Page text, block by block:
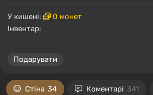
У кишені:
0 монет
Інвентар:
Подарувати
Стіна 34 Коментарі 341